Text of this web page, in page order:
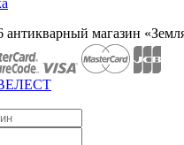
магазин